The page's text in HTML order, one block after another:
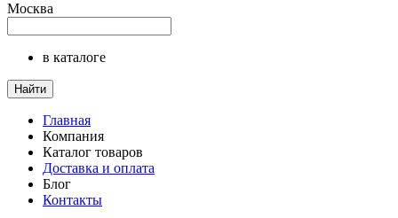
Москва
в каталоге
Найти
Главная
Компания
Каталог товаров
Доставка и оплата
Блог
Контакты